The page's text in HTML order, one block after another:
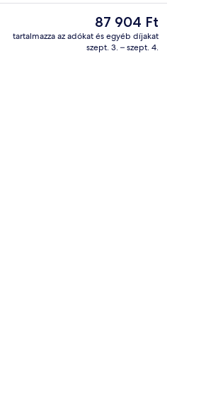
Reggeli, vacsora és villásreggeli
A
jelenlegi
ár
87 904 Ft
tartalmazza az adókat és egyéb díjakat
szept. 3. – szept. 4.